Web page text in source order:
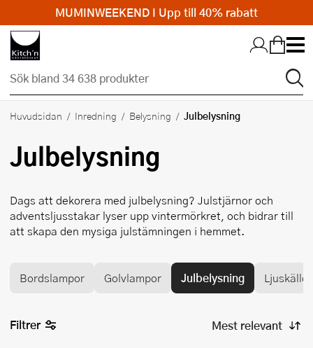
Hopp till huvudinnehållet
Huvudsidan Inredning Belysning Julbelysning
Julbelysning
Dags att dekorera med julbelysning? Julstjärnor och
adventsljusstakar lyser upp vintermörkret, och bidrar till
att skapa den mysiga julstämningen i hemmet.
Bordslampor Golvlampor Julbelysning Ljuskällor
Filtrer
MUMINWEEKEND I Upp till 40% rabatt